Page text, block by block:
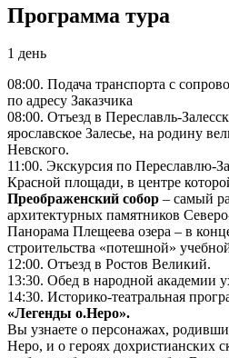
Программа тура
1 день
08:00. Подача транспорта с
по адресу Заказчика
08:00. Отъезд в Переславль-
ярославское Залесье, на родину
Невского.
11:00. Экскурсия по Переславлю-
Красной площади, в центре
Преображенский собор – самый
архитектурных памятников
Панорама Плещеева озера – в
строительства «потешной»
12:00. Отъезд в Ростов Великий.
13:30. Обед в народной академии
14:30. Историко-театральная
«Легенды о.Неро».
Вы узнаете о персонажах,
Неро, и о героях дохристианских